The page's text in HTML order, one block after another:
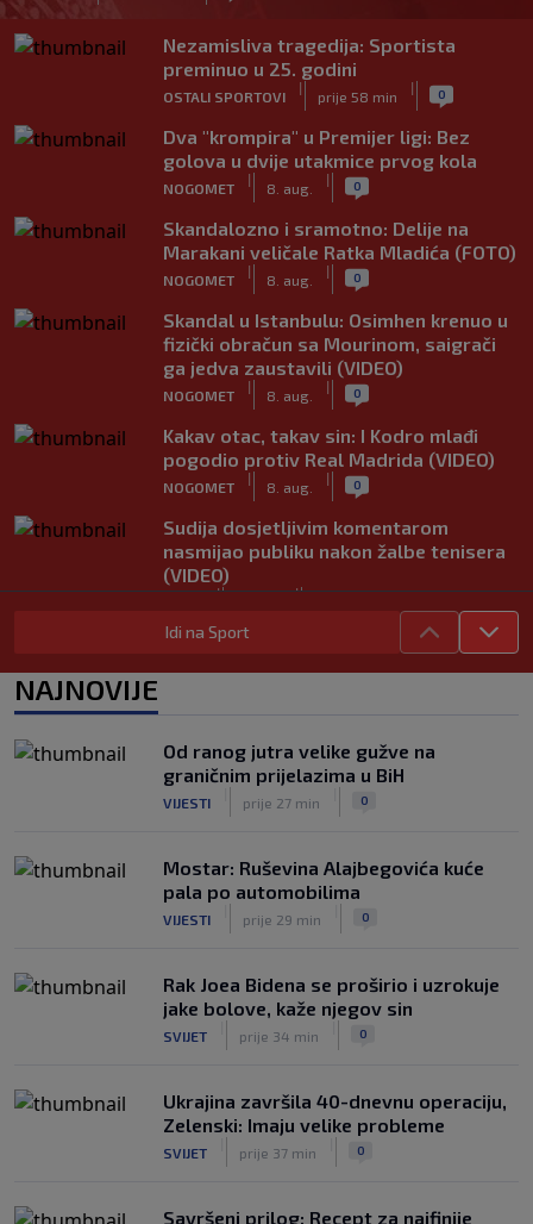
Nezamisliva tragedija: Sportista
preminuo u 25. godini
OSTALI SPORTOVI
|
prije 58 min
| 0
Dva "krompira" u Premijer ligi: Bez
golova u dvije utakmice prvog kola
NOGOMET
|
8. aug.
| 0
Skandalozno i sramotno: Delije na
Marakani veličale Ratka Mladića (FOTO)
NOGOMET
|
8. aug.
| 0
Skandal u Istanbulu: Osimhen krenuo u
fizički obračun sa Mourinom, saigrači
ga jedva zaustavili (VIDEO)
NOGOMET
|
8. aug.
| 0
Kakav otac, takav sin: I Kodro mlađi
pogodio protiv Real Madrida (VIDEO)
NOGOMET
|
8. aug.
| 0
Sudija dosjetljivim komentarom
nasmijao publiku nakon žalbe tenisera
(VIDEO)
| |
Haos u Irskoj: Navijač utrčao na teren i
Rivalstvo je ostalo po strani: Real
Madrid se oglasio nakon teškog
gubitka Lionela Messija
Idi na Sport
NAJNOVIJE
Od ranog jutra velike gužve na
graničnim prijelazima u BiH
VIJESTI prije 27 min 0
Mostar: Ruševina Alajbegovića kuće
pala po automobilima
VIJESTI prije 29 min 0
Rak Joea Bidena se proširio i uzrokuje
jake bolove, kaže njegov sin
SVIJET prije 34 min 0
Ukrajina završila 40-dnevnu operaciju,
Zelenski: Imaju velike probleme
SVIJET prije 37 min 0
Savršeni prilog: Recept za najfinije